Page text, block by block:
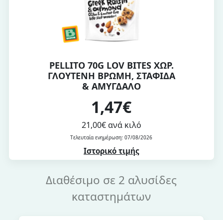
PELLITO 70G LOV BITES ΧΩΡ.
ΓΛΟΥΤΕΝΗ ΒΡΩΜΗ, ΣΤΑΦΙΔΑ
& ΑΜΥΓΔΑΛΟ
1,47€
21,00€ ανά κιλό
Τελευταία ενημέρωση: 07/08/2026
Ιστορικό τιμής
Διαθέσιμο σε 2 αλυσίδες
καταστημάτων